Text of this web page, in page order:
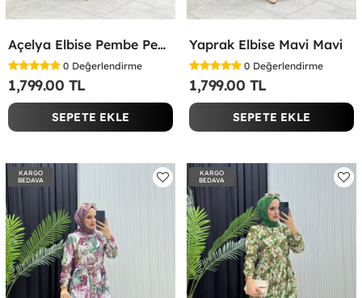
Açelya Elbise Pembe Pembe
0 Değerlendirme
1,799.00 TL
SEPETE EKLE
Yaprak Elbise Mavi Mavi
0 Değerlendirme
1,799.00 TL
SEPETE EKLE
KARGO
BEDAVA
KARGO
BEDAVA